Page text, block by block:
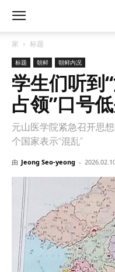
家 标题
标题 朝鲜 朝鲜内况
学生们听到
占领”口号
元山医学院紧急召开思
个国家表示“混乱”
由 Jeong Seo-yeong -